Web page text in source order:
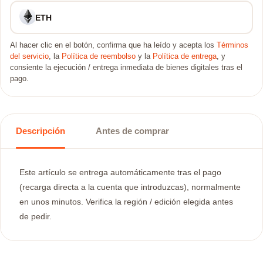
ETH
Al hacer clic en el botón, confirma que ha leído y acepta los
Términos
del servicio, la Política de reembolso y la Política de entrega, y
consiente la ejecución / entrega inmediata de bienes digitales tras el
pago.
Descripción Antes de comprar
Este artículo se entrega automáticamente tras el pago
(recarga directa a la cuenta que introduzcas), normalmente
en unos minutos. Verifica la región / edición elegida antes
de pedir.